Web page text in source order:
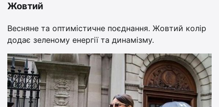
Жовтий
Весняне та оптимістичне поєднання. Жовтий колір
додає зеленому енергії та динамізму.